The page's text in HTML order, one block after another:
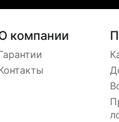
компании